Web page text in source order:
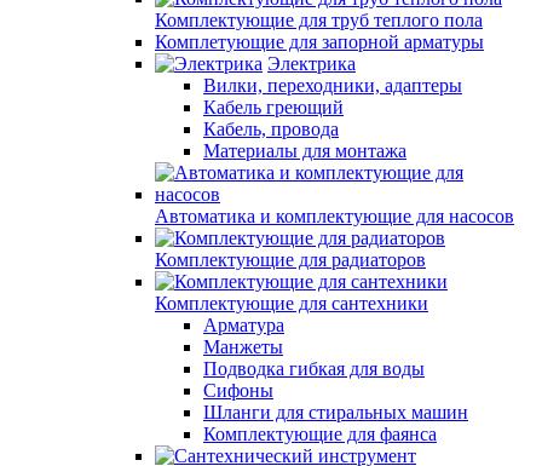
Комплектующие для труб теплого пола
Комплетующие для запорной арматуры
Электрика
Вилки, переходники, адаптеры
Кабель греющий
Кабель, провода
Материалы для монтажа
Автоматика и комплектующие для насосов
Комплектующие для радиаторов
Комплектующие для сантехники
Арматура
Манжеты
Подводка гибкая для воды
Сифоны
Шланги для стиральных машин
Комплектующие для фаянса